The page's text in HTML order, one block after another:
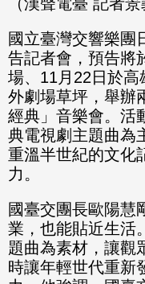
國立臺灣交響樂團
告記者會，預告將
場、11月22日於
外劇場草坪，舉辦
經典」音樂會。活
典電視劇主題曲為
重溫半世紀的文化
力。
國臺交團長歐陽慧
業，也能貼近生活
題曲為素材，讓觀
時讓年輕世代重新